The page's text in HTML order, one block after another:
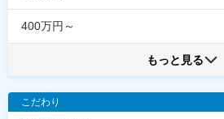
400万円～
もっと見る
こだわり